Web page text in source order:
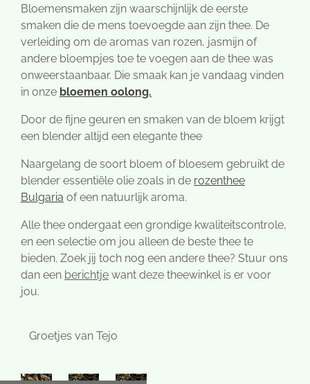
Bloemensmaken zijn waarschijnlijk de eerste
smaken die de mens toevoegde aan zijn thee. De
verleiding om de aromas van rozen, jasmijn of
andere bloempjes toe te voegen aan de thee was
onweerstaanbaar. Die smaak kan je vandaag vinden
in onze bloemen oolong.
Door de fijne geuren en smaken van de bloem krijgt
een blender altijd een elegante thee
Naargelang de soort bloem of bloesem gebruikt de
blender essentiële olie zoals in de rozenthee
Bulgaria of een natuurlijk aroma.
Alle thee ondergaat een grondige kwaliteitscontrole,
en een selectie om jou alleen de beste thee te
bieden. Zoek jij toch nog een andere thee? Stuur ons
dan een berichtje want deze theewinkel is er voor
jou.
Groetjes van Tejo